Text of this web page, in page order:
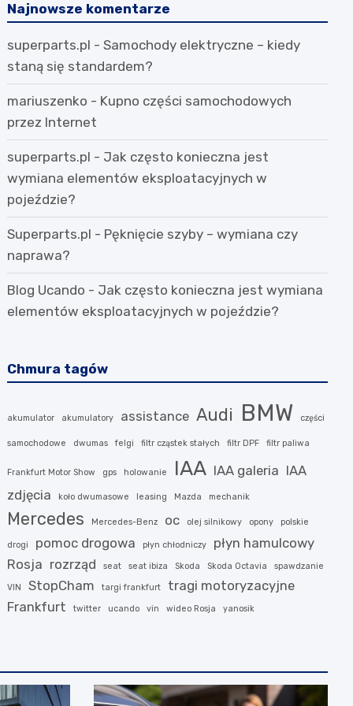
r
c
h
Najnowsze komentarze
superparts.pl -Samochody elektryczne – kiedy
staną się standardem?
mariuszenko - Kupno części samochodowych
przez Internet
superparts.pl - Jak często konieczna jest
wymiana elementów eksploatacyjnych w
pojeździe?
Superparts.pl - Pęknięcie szyby – wymiana czy
naprawa?
Blog Ucando - Jak często konieczna jest wymiana
elementów eksploatacyjnych w pojeździe?
Chmura tagów
akumulator akumulatory assistance Audi BMW części
samochodowe dwumas felgi filtr cząstek stałych filtr DPF filtr paliwa
Frankfurt Motor Show gps holowanie IAA IAA galeria IAA
zdjęcia
koło dwumasowe leasing Mazda mechanik
Mercedes Mercedes-Benz oc olej silnikowy opony polskie
drogi pomoc drogowa płyn chłodniczy
płyn hamulcowy
Rosja rozrząd seat seat ibiza Skoda Skoda Octavia spawdzanie
VIN StopCham targi frankfurt
tragi motoryzacyjne
Frankfurt
twitter ucando vin wideo Rosja yanosik